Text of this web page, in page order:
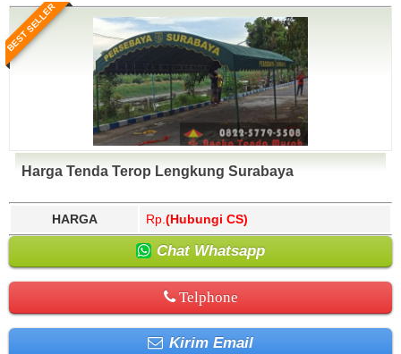
BEST SELLER
Harga Tenda Terop Lengkung Surabaya
HARGA Rp. (Hubungi CS)
Chat Whatsapp
Telphone
Kirim Email